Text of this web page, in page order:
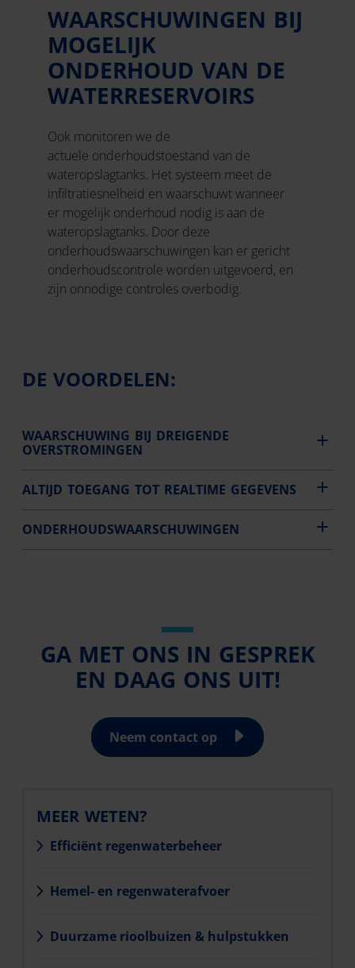
WAARSCHUWINGEN BIJ
MOGELIJK
ONDERHOUD VAN DE
WATERRESERVOIRS
Ook monitoren we de
actuele onderhoudstoestand van de
wateropslagtanks. Het systeem meet de
infiltratiesnelheid en waarschuwt wanneer
er mogelijk onderhoud nodig is aan de
wateropslagtanks. Door deze
onderhoudswaarschuwingen kan er gericht
onderhoudscontrole worden uitgevoerd, en
zijn onnodige controles overbodig.
DE VOORDELEN:
WAARSCHUWING BIJ DREIGENDE
OVERSTROMINGEN
ALTIJD TOEGANG TOT REALTIME GEGEVENS
ONDERHOUDSWAARSCHUWINGEN
GA MET ONS IN GESPREK
EN DAAG ONS UIT!
Neem contact op
MEER WETEN?
Efficiënt regenwaterbeheer
Hemel- en regenwaterafvoer
Duurzame rioolbuizen & hulpstukken